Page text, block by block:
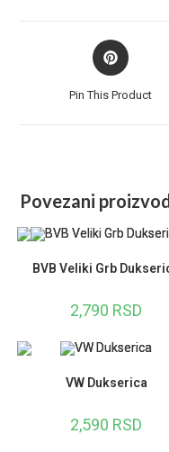
Opens
in
Pin This Product
Povezani
BVB Veliki Grb
2,790 RSD
VW Dukserica
2,590 RSD